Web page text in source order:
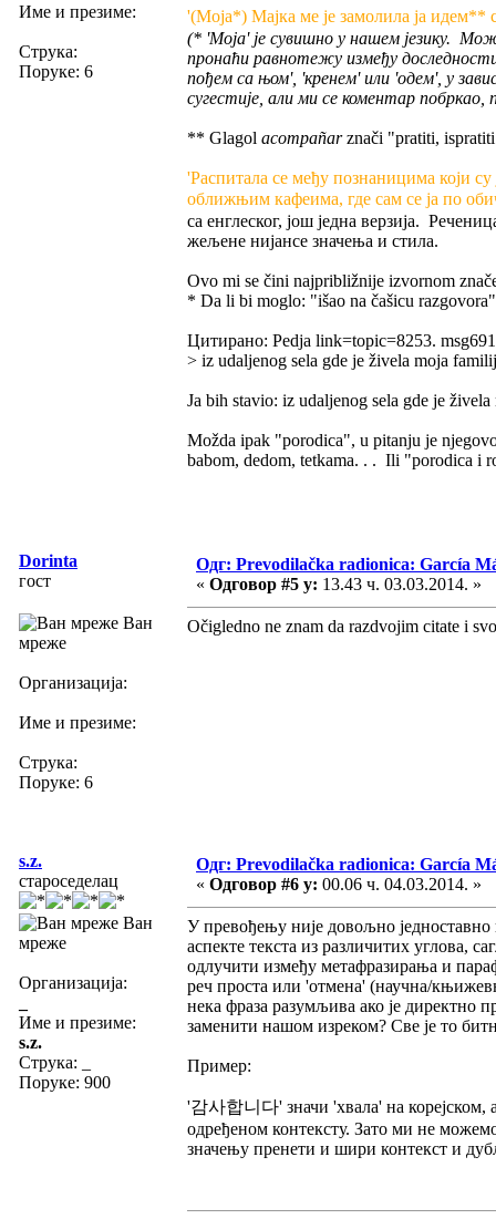
Име и презиме:
Струка:
Поруке: 6
'(Моја*) Мајка ме је замолила ја идем**
(* 'Моја' је сувишно у нашем језику.
пронаћи равнотежу између
пођем са њом', 'кренем' или 'одем', у
сугестије, али ми се коментар
** Glagol acompañarznači "pratiti,
'Распитала се међу познаницима који су
оближњим кафеима, где сам се ја по
са енглеског, још једна верзија.
жељене нијансе значења и стила.
Ovo mi se čini najpribližnije izvornom
* Da li bi moglo: "išao na čašicu
Цитирано: Pedja link=topic=8253.
> iz udaljenog sela gde je živela moja
Ja bih stavio: iz udaljenog sela gde je
Možda ipak "porodica", u pitanju je
babom, dedom, tetkama. . . Ili "porodica i
Dorinta
гост
Ван
мреже
Организација:
Име и презиме:
Струка:
Поруке: 6
Одг: Prevodilačka radionica: García
« Одговор #5 у: 13.43 ч. 03.03.2014. »
Očigledno ne znam da razdvojim citate i
s.z.
староседелац
Ван
мреже
Организација:
Име и презиме:
s.z.
Струка:
Поруке: 900
Одг: Prevodilačka radionica: García
« Одговор #6 у: 00.06 ч. 04.03.2014. »
У превођењу није довољно
аспекте текста из различитих углова,
одлучити између метафразирања и
реч проста или 'отмена' (научна/
нека фраза разумљива ако је
заменити нашом изреком? Све је то
Пример:
'감사합니다' значи 'хвала' на корејском,
одређеном контексту. Зато ми не
значењу пренети и шири контекст и